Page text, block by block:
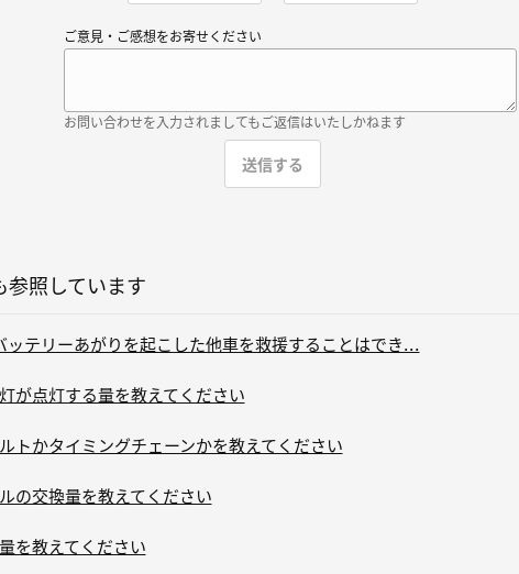
ご意見・ご感想をお寄せください
お問い合わせを入力されましてもご返信はいたしかねます
参照しています
ッテリーあがりを起こした他車を救援することはでき...
が点灯する量を教えてください
トかタイミングチェーンかを教えてください
の交換量を教えてください
を教えてください